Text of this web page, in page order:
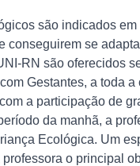
são indicados
conseguirem se
RN são oferecidos
Gestantes, a toda
a participação de
da manhã, a
Ecológica. Um
o principal